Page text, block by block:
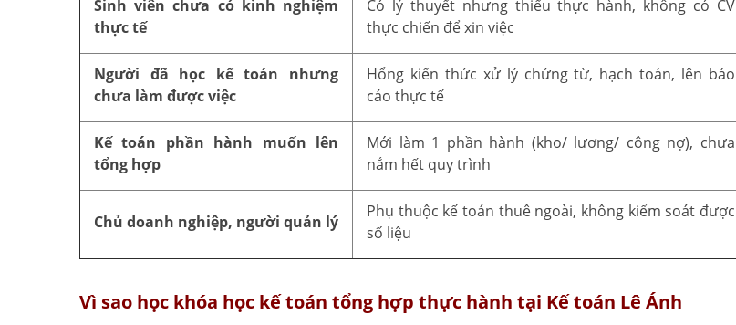
Sinh viên chưa có kinh nghiệm
thực tế
Có lý thuyết nhưng thiếu thực hành, không có CV
thực chiến để xin việc
Người đã học kế toán nhưng
chưa làm được việc
Hổng kiến thức xử lý chứng từ, hạch toán, lên báo
cáo thực tế
Kế toán phần hành muốn lên
tổng hợp
Mới làm 1 phần hành (kho/ lương/ công nợ), chưa
nắm hết quy trình
Chủ doanh nghiệp, người quản lý
Phụ thuộc kế toán thuê ngoài, không kiểm soát được
số liệu
Vì sao học khóa học kế toán tổng hợp thực hành tại Kế toán Lê Ánh